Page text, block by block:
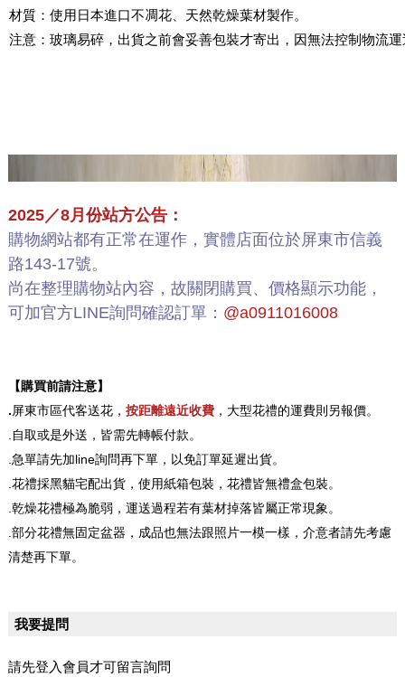
材質：使用日本進口不凋花、天然乾燥葉材製作。
注意：玻璃易碎，出貨之前會妥善包裝才寄出，因無法控制物流
2025／8月份站方公告：
購物網站都有正常在運作，實體店面位於屏東市信義
路143-17號。
尚在整理購物站內容，故關閉購買、價格顯示功能，
可加官方LINE詢問確認訂單： @a0911016008
【購買前請注意】
.屏東市區代客送花， 按距離遠近收費，大型花禮的運費則另報價。
.自取或是外送，皆需先轉帳付款。
.急單請先加line詢問再下單，以免訂單延遲出貨。
.花禮採黑貓宅配出貨，使用紙箱包裝，花禮皆無禮盒包裝。
.乾燥花禮極為脆弱，運送過程若有葉材掉落皆屬正常現象。
.部分花禮無固定盆器，成品也無法跟照片一模一樣，介意者請先考慮
清楚再下單。
我要提問
請先登入會員才可留言詢問